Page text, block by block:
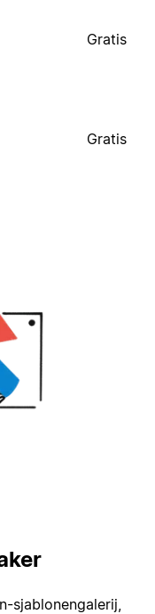
Gratis
Gratis
sjablonengalerij,